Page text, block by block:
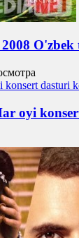
oyi